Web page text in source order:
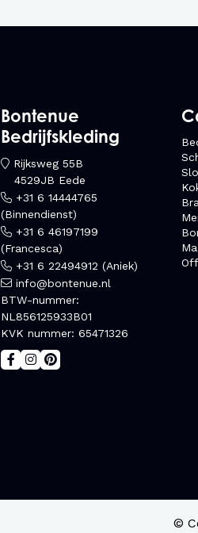
Bontenue
Bedrijfskleding
Rijksweg 55B
4529JB Eede
+31 6 14444765
(Binnendienst)
+31 6 46197199
(Francesca)
+31 6 22494912 (Aniek)
info@bontenue.nl
BTW-nummer:
NL856125933B01
KVK nummer: 65471326
©